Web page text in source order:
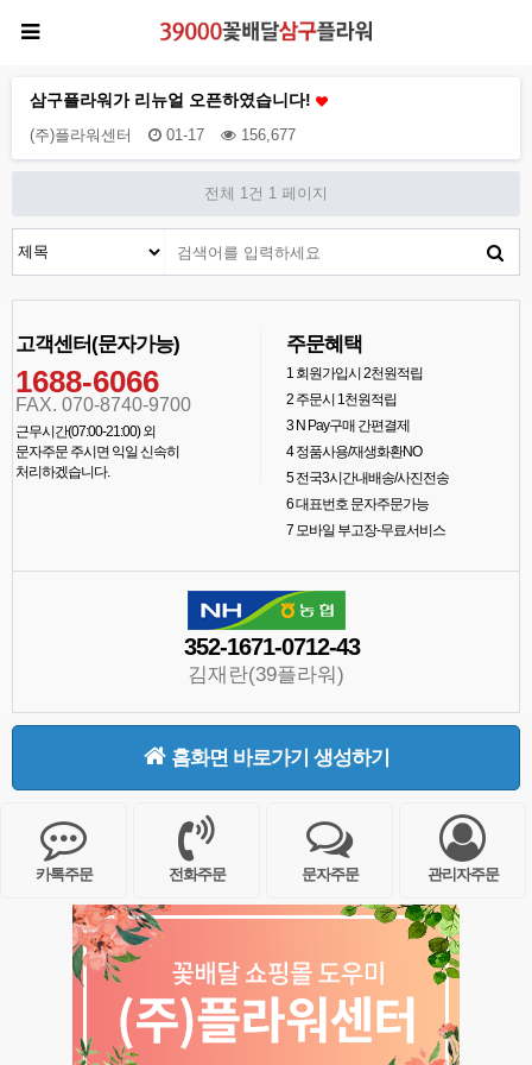
삼구플라워가 리뉴얼 오픈하였습니다!
(주)플라워센터 01-17 156,677
전체 1건 1 페이지
고객센터(문자가능)
1688-6066
FAX. 070-8740-9700
근무시간(07:00-21:00) 외
문자주문 주시면 익일 신속히
처리하겠습니다.
주문혜택
1회원가입시 2천원적립
2주문시 1천원적립
3N Pay구매 간편결제
4정품사용/재생화환NO
5전국3시간내배송/사진전송
6대표번호 문자주문가능
7모바일 부고장-무료서비스
352-1671-0712-43
김재란(39플라워)
홈화면 바로가기 생성하기
카톡주문 전화주문 문자주문 관리자주문